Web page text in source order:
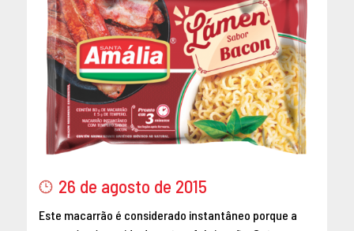
26 de agosto de 2015
Este macarrão é considerado instantâneo porque a